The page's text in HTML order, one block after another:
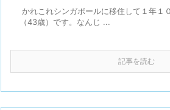
かれこれシンガポールに移住して１年１
（43歳）です。なんじ ...
記事を読む